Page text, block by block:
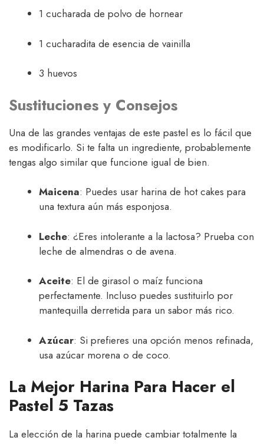
1 cucharada de polvo de hornear
1 cucharadita de esencia de vainilla
3 huevos
Sustituciones y Consejos
Una de las grandes ventajas de este pastel es lo fácil que
es modificarlo. Si te falta un ingrediente, probablemente
tengas algo similar que funcione igual de bien.
Maicena: Puedes usar harina de hot cakes para
una textura aún más esponjosa.
Leche: ¿Eres intolerante a la lactosa? Prueba con
leche de almendras o de avena.
Aceite: El de girasol o maíz funciona
perfectamente. Incluso puedes sustituirlo por
mantequilla derretida para un sabor más rico.
Azúcar: Si prefieres una opción menos refinada,
usa azúcar morena o de coco.
La Mejor Harina Para Hacer el
Pastel 5 Tazas
La elección de la harina puede cambiar totalmente la